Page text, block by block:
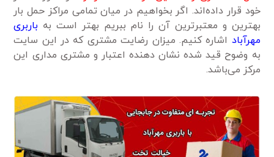
خود قرار داده‌اند. اگر بخواهیم در میان تمامی مراکز حمل بار
بهترین و معتبرترین آن را نام ببریم بهتر است به باربری
مهرآباد اشاره کنیم. میزان رضایت مشتری که در این سایت
به وضوح قید شده نشان دهنده اعتبار و مشتری مداری این
مرکز می‌باشد.